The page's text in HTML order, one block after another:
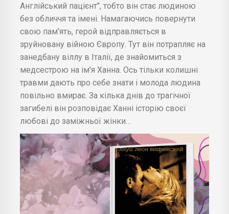
Англійський пацієнт", тобто він стає людиною
без обличчя та імені. Намагаючись повернути
свою пам'ять, герой відправляється в
зруйновану війною Європу. Тут він потрапляє на
занедбану віллу в Італії, де знайомиться з
медсестрою на ім'я Ханна. Ось тільки колишні
травми дають про себе знати і молода людина
повільно вмирає. За кілька днів до трагічної
загибелі він розповідає Ханні історію своєї
любові до заміжньої жінки…